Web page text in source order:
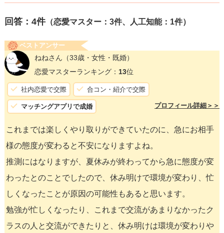
回答： 4件（恋愛マスター：3件、人工知能：1件）
ベストアンサー
ねねさん （33歳・女性・既婚）
恋愛マスターランキング： 13位
社内恋愛で交際 合コン・紹介で交際
マッチングアプリで成婚 プロフィール詳細＞＞
これまでは楽しくやり取りができていたのに、急にお相手
様の態度が変わると不安になりますよね。
推測にはなりますが、夏休みが終わってから急に態度が変
わったとのことでしたので、休み明けで環境が変わり、忙
しくなったことが原因の可能性もあると思います。
勉強が忙しくなったり、これまで交流があまりなかったク
ラスの人と交流ができたりと、休み明けは環境が変わりや